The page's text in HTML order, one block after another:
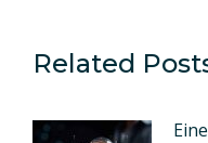
Related